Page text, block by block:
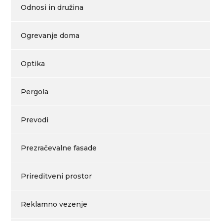
Odnosi in družina
Ogrevanje doma
Optika
Pergola
Prevodi
Prezračevalne fasade
Prireditveni prostor
Reklamno vezenje